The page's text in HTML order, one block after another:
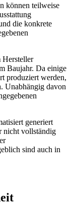
können teilweise
die konkrete
Hersteller
Baujahr. Da einige
produziert werden,
Unabhängig davon
generiert
nicht vollständig
sind auch in